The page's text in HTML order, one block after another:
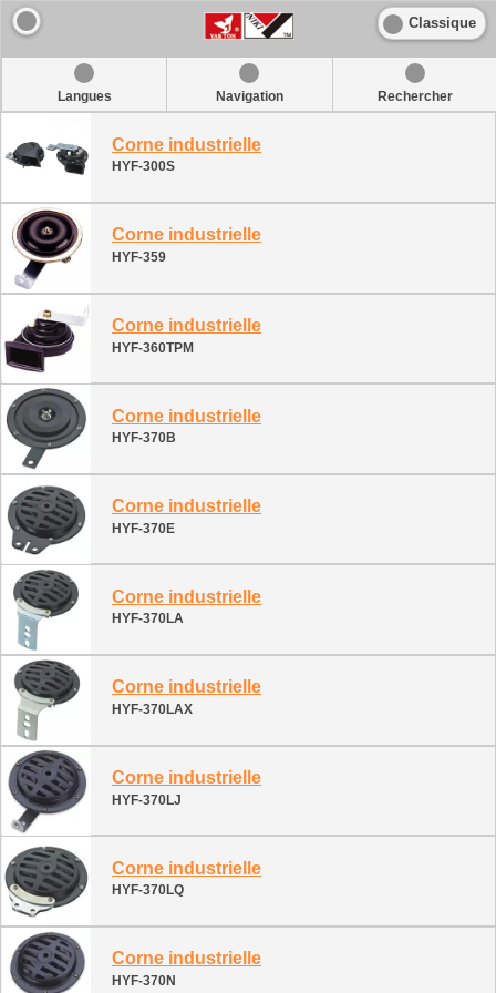
Classique
Langues Navigation Rechercher
Corne industrielle
HYF-300S
Corne industrielle
HYF-359
Corne industrielle
HYF-360TPM
Corne industrielle
HYF-370B
Corne industrielle
HYF-370E
Corne industrielle
HYF-370LA
Corne industrielle
HYF-370LAX
Corne industrielle
HYF-370LJ
Corne industrielle
HYF-370LQ
Corne industrielle
HYF-370N